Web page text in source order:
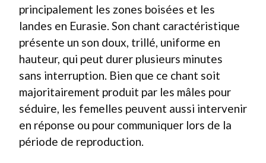
principalement les zones boisées et les
landes en Eurasie. Son chant caractéristique
présente un son doux, trillé, uniforme en
hauteur, qui peut durer plusieurs minutes
sans interruption. Bien que ce chant soit
majoritairement produit par les mâles pour
séduire, les femelles peuvent aussi intervenir
en réponse ou pour communiquer lors de la
période de reproduction.